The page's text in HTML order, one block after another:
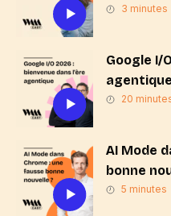
3 minutes
Google I/
stratégie
20
AI Mode
bonne
5 minutes